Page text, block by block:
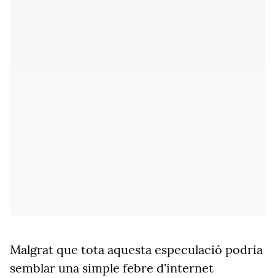
Malgrat que tota aquesta especulació podria
semblar una simple febre d'internet